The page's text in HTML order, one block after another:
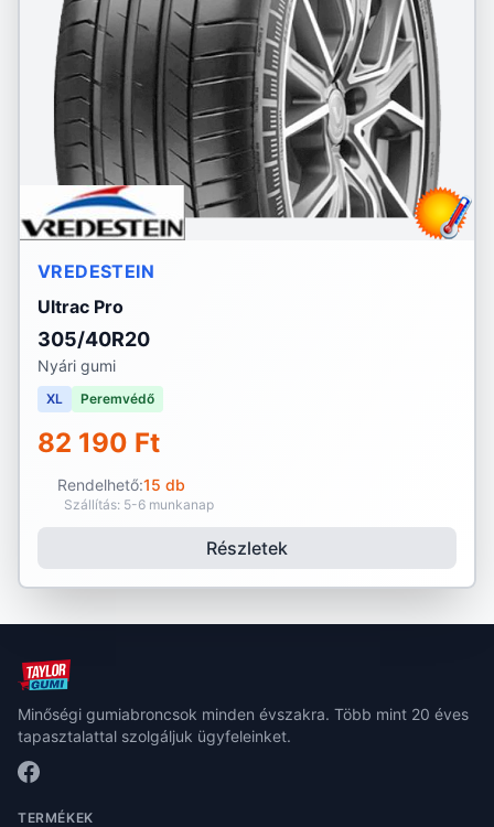
VREDESTEIN
Ultrac Pro
305/40R20
Nyári gumi
XL Peremvédő
82 190 Ft
Rendelhető:15 db
Szállítás: 5-6 munkanap
Részletek
Minőségi gumiabroncsok minden évszakra. Több mint 20 éves
tapasztalattal szolgáljuk ügyfeleinket.
TERMÉKEK